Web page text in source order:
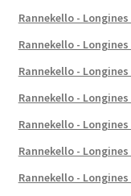
Rannekello -
Rannekello -
Rannekello -
Rannekello -
Rannekello -
Rannekello -
Rannekello -